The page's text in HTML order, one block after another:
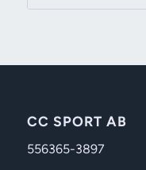
CC SPORT AB
556365-3897